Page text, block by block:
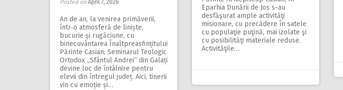
Eparhia Dunării de Jos s-au
desfăşurat ample activităţi
misionare, cu precădere în satele
cu populaţie puţină, mai izolate şi
cu posibilităţi materiale reduse.
Activităţile…
Posted on April 7, 2026
An de an, la venirea primăverii,
într‑o atmosferă de liniște,
bucurie și rugăciune, cu
binecuvântarea Înaltpreasfințitului
Părinte Casian, Seminarul Teologic
Ortodox „Sfântul Andrei“ din Galați
devine loc de întâlnire pentru
elevii din întregul județ. Aici, tinerii
vin cu emoție și…